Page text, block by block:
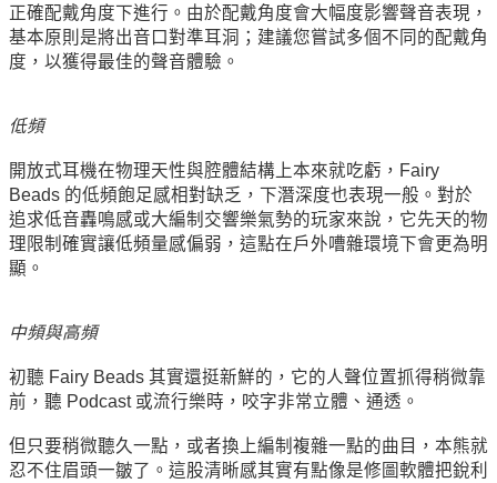
正確配戴角度下進行。由於配戴角度會大幅度影響聲音表現，
基本原則是將出音口對準耳洞；建議您嘗試多個不同的配戴角
度，以獲得最佳的聲音體驗。
低頻
開放式耳機在物理天性與腔體結構上本來就吃虧，Fairy
Beads 的低頻飽足感相對缺乏，下潛深度也表現一般。對於
追求低音轟鳴感或大編制交響樂氣勢的玩家來說，它先天的物
理限制確實讓低頻量感偏弱，這點在戶外嘈雜環境下會更為明
顯。
中頻與高頻
初聽 Fairy Beads 其實還挺新鮮的，它的人聲位置抓得稍微靠
前，聽 Podcast 或流行樂時，咬字非常立體、通透。
但只要稍微聽久一點，或者換上編制複雜一點的曲目，本熊就
忍不住眉頭一皺了。這股清晰感其實有點像是修圖軟體把銳利